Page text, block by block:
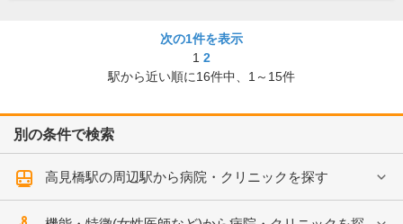
次の1件を表示
1 2
駅から近い順に16件中、 1～15件
別の条件で検索
高見橋駅の周辺駅から病院・クリニックを探す